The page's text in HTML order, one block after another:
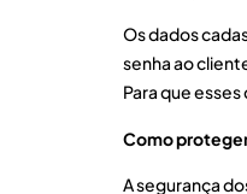
Os dados
senha ao
Para que
Como
A segurança